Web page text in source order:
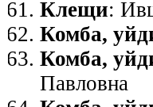
Клещи:
Комба,
Комба,
Павловна